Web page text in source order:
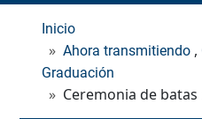
Inicio
Ahora transmitiendo ,
Graduación
Ceremonia de batas